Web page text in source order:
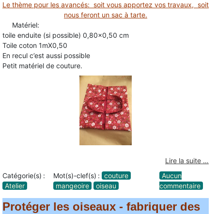
Le thème pour les avancés: soit vous apportez vos travaux, soit
nous feront un sac à tarte.
Matériel:
toile enduite (si possible) 0,80×0,50 cm
Toile coton 1mX0,50
En recul c’est aussi possible
Petit matériel de couture.
Lire la suite …
Catégorie(s) :
Atelier
Mot(s)-clef(s) : couture
mangeoire
oiseau
Aucun
commentaire
Protéger les oiseaux - fabriquer des